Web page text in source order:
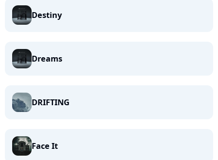
Destiny
Dreams
DRIFTING
Face It